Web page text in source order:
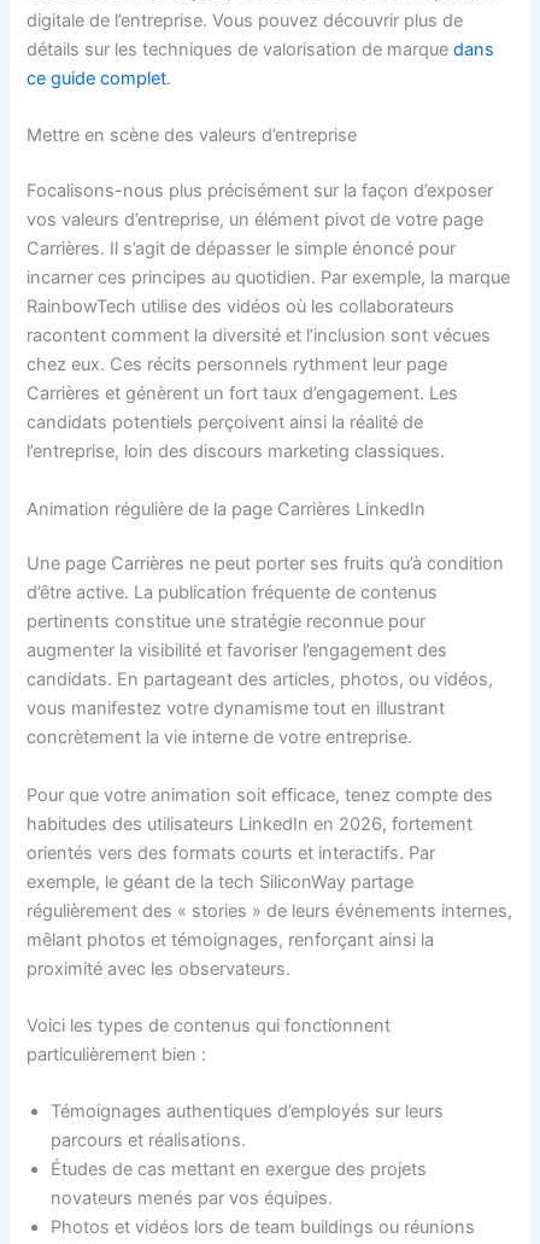
digitale de l’entreprise. Vous pouvez découvrir plus de
détails sur les techniques de valorisation de marquedans
ce guide complet.
Mettre en scène des valeurs d’entreprise
Focalisons-nous plus précisément sur la façon d’exposer
vos valeurs d’entreprise, un élément pivot de votre page
Carrières. Il s’agit de dépasser le simple énoncé pour
incarner ces principes au quotidien. Par exemple, la marque
RainbowTech utilise des vidéos où les collaborateurs
racontent comment la diversité et l’inclusion sont vécues
chez eux. Ces récits personnels rythment leur page
Carrières et génèrent un fort taux d’engagement. Les
candidats potentiels perçoivent ainsi la réalité de
l’entreprise, loin des discours marketing classiques.
Animation régulière de la page Carrières LinkedIn
Une page Carrières ne peut porter ses fruits qu’à condition
d’être active. La publication fréquente de contenus
pertinents constitue une stratégie reconnue pour
augmenter la visibilité et favoriser l’engagement des
candidats. En partageant des articles, photos, ou vidéos,
vous manifestez votre dynamisme tout en illustrant
concrètement la vie interne de votre entreprise.
Pour que votre animation soit efficace, tenez compte des
habitudes des utilisateurs LinkedIn en 2026, fortement
orientés vers des formats courts et interactifs. Par
exemple, le géant de la tech SiliconWay partage
régulièrement des « stories » de leurs événements internes,
mêlant photos et témoignages, renforçant ainsi la
proximité avec les observateurs.
Voici les types de contenus qui fonctionnent
particulièrement bien :
Témoignages authentiques d’employés sur leurs
parcours et réalisations.
Études de cas mettant en exergue des projets
novateurs menés par vos équipes.
Photos et vidéos lors de team buildings ou réunions